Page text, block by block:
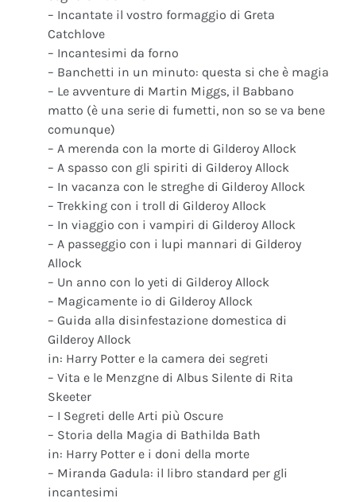
– Incantate il vostro formaggio di Greta
Catchlove
– Incantesimi da forno
– Banchetti in un minuto: questa si che è magia
– Le avventure di Martin Miggs, il Babbano
matto (è una serie di fumetti, non so se va bene
comunque)
– A merenda con la morte di Gilderoy Allock
– A spasso con gli spiriti di Gilderoy Allock
– In vacanza con le streghe di Gilderoy Allock
– Trekking con i troll di Gilderoy Allock
– In viaggio con i vampiri di Gilderoy Allock
– A passeggio con i lupi mannari di Gilderoy
Allock
– Un anno con lo yeti di Gilderoy Allock
– Magicamente io di Gilderoy Allock
– Guida alla disinfestazione domestica di
Gilderoy Allock
in: Harry Potter e la camera dei segreti
– Vita e le Menzgne di Albus Silente di Rita
Skeeter
– I Segreti delle Arti più Oscure
– Storia della Magia di Bathilda Bath
in: Harry Potter e i doni della morte
– Miranda Gadula: il libro standard per gli
incantesimi